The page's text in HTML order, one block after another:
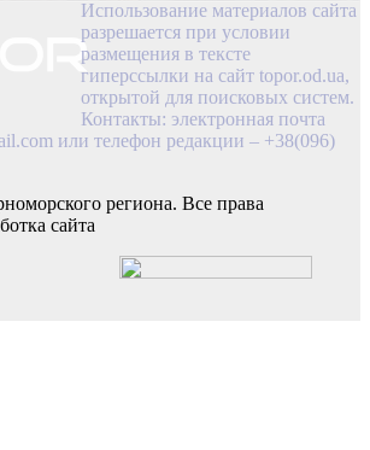
Использование материалов сайта
разрешается при условии
размещения в тексте
гиперссылки на сайт topor.od.ua,
открытой для поисковых систем.
Контакты: электронная почта
или телефон редакции – +38(096)
региона. Все права
сайта